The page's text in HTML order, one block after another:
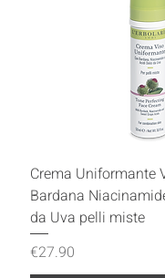
Crema Uniformante
Bardana
da Uva pelli miste
Price
€27.90